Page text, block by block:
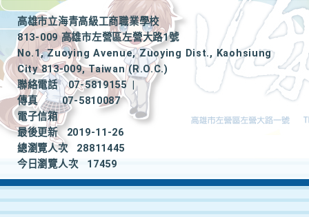
高雄市立海青高級工商職業學校
813-009 高雄市左營區左營大路1號
No.1, Zuoying Avenue, Zuoying Dist., Kaohsiung
City 813-009, Taiwan (R.O.C.)
聯絡電話
07-5819155
|
傳真
07-5810087
電子信箱
最後更新
2019-11-26
總瀏覽人次
28811445
今日瀏覽人次
17459